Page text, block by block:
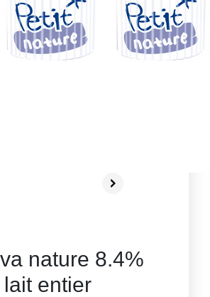
nature 8.4%
entier